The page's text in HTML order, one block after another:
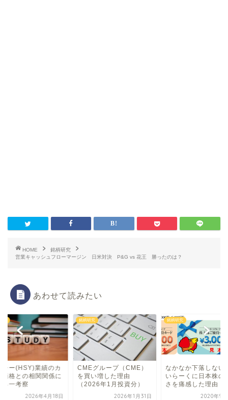
HOME
銘柄研究
営業キャッシュフローマージン 日米対決 P&G vs 花王 勝ったのは？
あわせて読みたい
シー(HSY)業績のカ
価格との相関関係に
る一考察
2026年4月18日
銘柄研究
CMEグループ（CME）
を買い増した理由
（2026年1月投資分）
2026年1月31日
銘柄研究
なかなか下落しない
いらーくに日本株の
さを痛感した理由
2020年9